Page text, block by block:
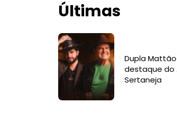
Últimas
Dupla
destaque do
Sertaneja